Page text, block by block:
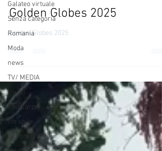
Galateo virtuale
Senza categoria
Romania
Moda
news
TV/ MEDIA
travel
Red Carpet
life style
Lezioni di Stile
Golden Globes 2025
Golden Globes 2025